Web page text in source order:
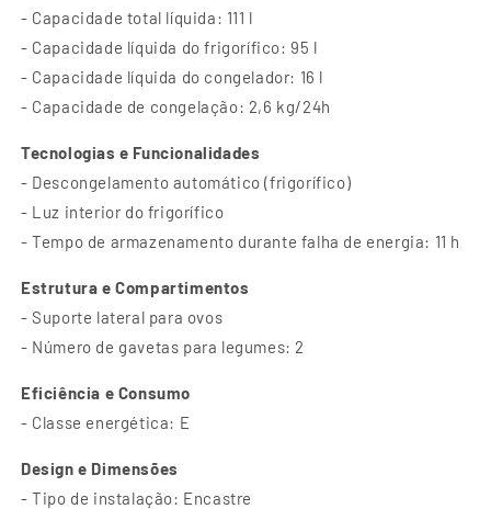
- Capacidade total líquida: 111 l
- Capacidade líquida do frigorífico: 95 l
- Capacidade líquida do congelador: 16 l
- Capacidade de congelação: 2,6 kg/24h
Tecnologias e Funcionalidades
- Descongelamento automático (frigorífico)
- Luz interior do frigorífico
- Tempo de armazenamento durante falha de energia: 11 h
Estrutura e Compartimentos
- Suporte lateral para ovos
- Número de gavetas para legumes: 2
Eficiência e Consumo
- Classe energética: E
Design e Dimensões
- Tipo de instalação: Encastre